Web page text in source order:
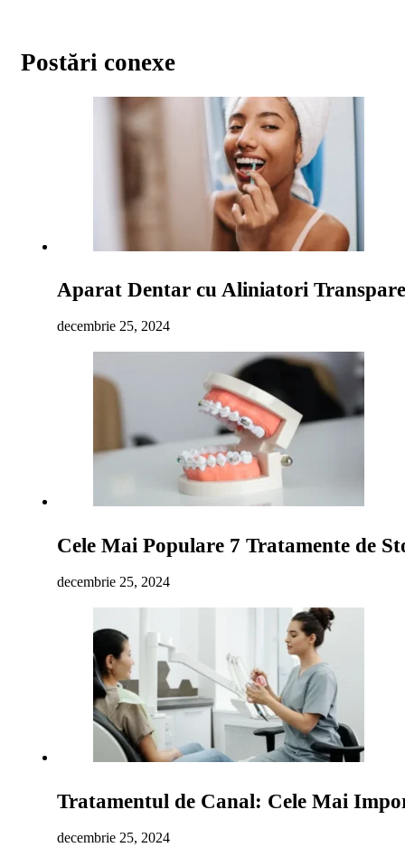
Postări conexe
Aparat Dentar cu Aliniatori
decembrie 25, 2024
Cele Mai Populare 7 Tratamente de
decembrie 25, 2024
Tratamentul de Canal: Cele Mai
decembrie 25, 2024